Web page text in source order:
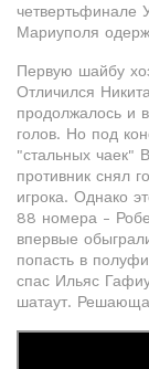
четвертьфинале
Мариуполя
Первую шайбу
Отличился
продолжалось и
голов. Но под
"стальных чаек"
противник снял
игрока. Однако
88 номера -
впервые
попасть в
спас Ильяс
шатаут.